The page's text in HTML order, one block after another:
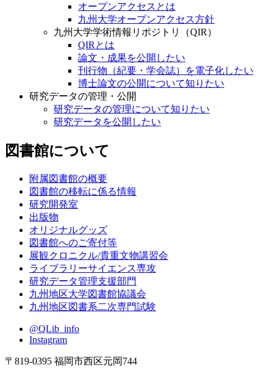
オープンアクセスとは
九州大学オープンアクセス方針
九州大学学術情報リポジトリ（QIR）
QIRとは
論文・成果を公開したい
刊行物（紀要・学会誌）を電子化したい
博士論文の公開について知りたい
研究データの管理・公開
研究データの管理について知りたい
研究データを公開したい
図書館について
附属図書館の概要
図書館の移転に係る情報
研究開発室
出版物
オリジナルグッズ
図書館へのご寄付等
展観クロニクル/貴重文物講習会
ライブラリーサイエンス専攻
研究データ管理支援部門
九州地区大学図書館協議会
九州地区図書系二次専門試験
@QLib_info
Instagram
〒819-0395 福岡市西区元岡744